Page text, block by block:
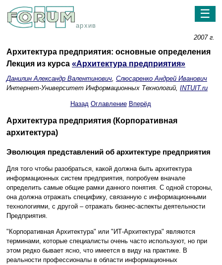
архив
☰
2007 г.
Архитектура предприятия: основные определения
Лекция из курса «Архитектура предприятия»
Данилин Александр Валентинович, Слюсаренко Андрей Иванович
Интернет-Университет Информационных Технологий, INTUIT.ru
Назад Оглавление Вперёд
Архитектура предприятия (Корпоративная
архитектура)
Эволюция представлений об архитектуре предприятия
Для того чтобы разобраться, какой должна быть архитектура
информационных систем предприятия, попробуем вначале
определить самые общие рамки данного понятия. С одной стороны,
она должна отражать специфику, связанную с информационными
технологиями, с другой – отражать бизнес-аспекты деятельности
Предприятия.
"Корпоративная Архитектура" или "ИТ-Архитектура" являются
терминами, которые специалисты очень часто используют, но при
этом редко бывает ясно, что имеется в виду на практике. В
реальности профессионалы в области информационных